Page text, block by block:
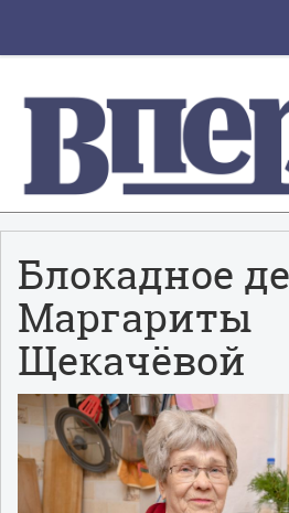
Блокадное
Маргариты
Щекачёвой